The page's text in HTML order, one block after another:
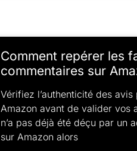
Comment repérer les
commentaires sur
Vérifiez l’authenticité des avis
Amazon avant de valider vos
n’a pas déjà été déçu par un
sur Amazon alors